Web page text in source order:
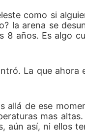
como si
la arena se
años. Es algo
La que
allá de ese
mas
aún así, ni ellos